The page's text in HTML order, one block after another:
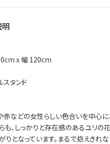
x 幅 120cm
スタンド
赤などの女性らしい色合いを中心に
も、しっかりと存在感のあるユリの
りとなっています。まるで抱えきれ